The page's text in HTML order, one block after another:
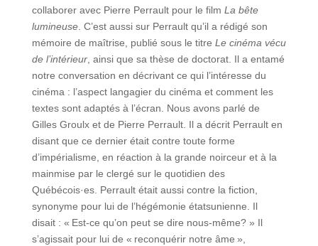
collaborer avec Pierre Perrault pour le film La bête
lumineuse. C’est aussi sur Perrault qu’il a rédigé son
mémoire de maîtrise, publié sous le titre Le cinéma vécu
de l’intérieur, ainsi que sa thèse de doctorat. Il a entamé
notre conversation en décrivant ce qui l’intéresse du
cinéma : l’aspect langagier du cinéma et comment les
textes sont adaptés à l’écran. Nous avons parlé de
Gilles Groulx et de Pierre Perrault. Il a décrit Perrault en
disant que ce dernier était contre toute forme
d’impérialisme, en réaction à la grande noirceur et à la
mainmise par le clergé sur le quotidien des
Québécois·es. Perrault était aussi contre la fiction,
synonyme pour lui de l’hégémonie étatsunienne. Il
disait : « Est-ce qu’on peut se dire nous-même? » Il
s’agissait pour lui de « reconquérir notre âme »,